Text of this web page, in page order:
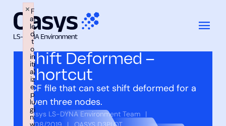
Shift Deformed –
Shortcut
TCF file that can set shift deformed for a
given three nodes.
Oasys LS-DYNA Environment Team
F
ai
le
d
t
o
in
iti
al
iz
e
p
lu
gi
n:
×